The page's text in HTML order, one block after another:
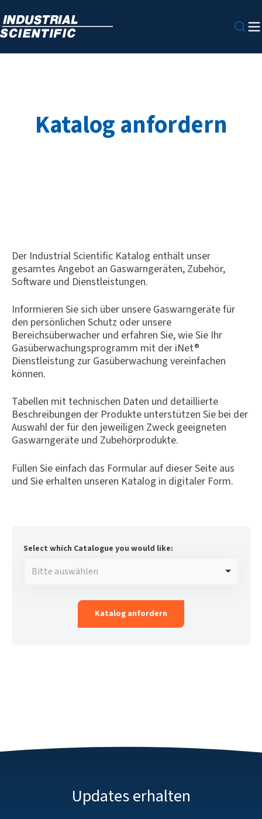
Katalog anfordern
Der Industrial Scientific Katalog enthält unser
gesamtes Angebot an Gaswarngeräten, Zubehör,
Software und Dienstleistungen.
Informieren Sie sich über unsere Gaswarngeräte für
den persönlichen Schutz oder unsere
Bereichsüberwacher und erfahren Sie, wie Sie Ihr
Gasüberwachungsprogramm mit der iNet®
Dienstleistung zur Gasüberwachung vereinfachen
können.
Tabellen mit technischen Daten und detaillierte
Beschreibungen der Produkte unterstützen Sie bei der
Auswahl der für den jeweiligen Zweck geeigneten
Gaswarngeräte und Zubehörprodukte.
Füllen Sie einfach das Formular auf dieser Seite aus
und Sie erhalten unseren Katalog in digitaler Form.
Select which Catalogue you would like:
Bitte auswählen
Updates erhalten